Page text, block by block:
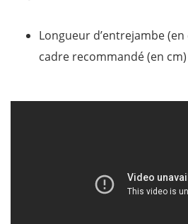
Longueur d’entrejambe
cadre recommandé (en cm)